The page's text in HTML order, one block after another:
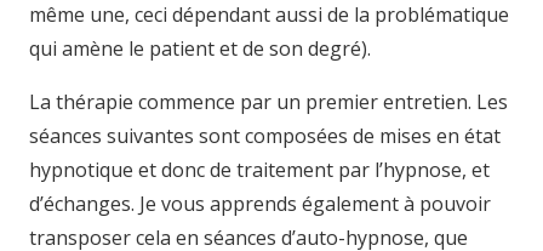
même une, ceci dépendant aussi de la problématique
qui amène le patient et de son degré).
La thérapie commence par un premier entretien. Les
séances suivantes sont composées de mises en état
hypnotique et donc de traitement par l’hypnose, et
d’échanges. Je vous apprends également à pouvoir
transposer cela en séances d’auto-hypnose, que